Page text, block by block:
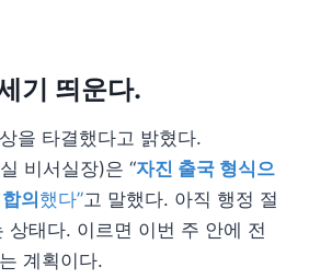
기 띄운다.
을 타결했다고 밝혔다.
비서실장)은 “자진 출국 형식으
의했다”고 말했다. 아직 행정 절
상태다. 이르면 이번 주 안에 전
계획이다.